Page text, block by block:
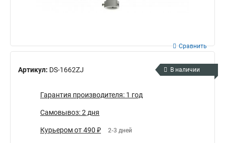
Артикул: DS-1662ZJ
Сравнить
В наличии
Гарантия производителя: 1 год
Самовывоз: 2 дня
Курьером от 490 ₽ 2-3 дней